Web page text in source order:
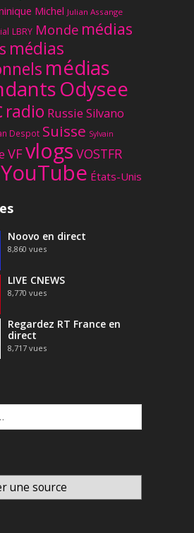
Michel Julian Assange
LBRY Monde médias
médias
médias
Odysee
radio Russie Silvano
Despot Suisse Sylvain
VFvlogs VOSTFR
YouTube États-Unis
Noovo en direct
8,860 vues
LIVE CNEWS
8,770 vues
Regardez RT France en
direct
8,717 vues